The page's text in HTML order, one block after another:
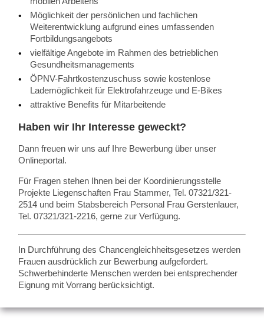
Möglichkeit der persönlichen und fachlichen
Weiterentwicklung aufgrund eines umfassenden
Fortbildungsangebots
vielfältige Angebote im Rahmen des betrieblichen
Gesundheitsmanagements
ÖPNV-Fahrtkostenzuschuss sowie kostenlose
Lademöglichkeit für Elektrofahrzeuge und E-Bikes
attraktive Benefits für Mitarbeitende
Haben wir Ihr Interesse geweckt?
Dann freuen wir uns auf Ihre Bewerbung über unser
Onlineportal.
Für Fragen stehen Ihnen bei der Koordinierungsstelle
Projekte Liegenschaften Frau Stammer, Tel. 07321/321-
2514 und beim Stabsbereich Personal Frau Gerstenlauer,
Tel. 07321/321-2216, gerne zur Verfügung.
In Durchführung des Chancengleichheitsgesetzes werden
Frauen ausdrücklich zur Bewerbung aufgefordert.
Schwerbehinderte Menschen werden bei entsprechender
Eignung mit Vorrang berücksichtigt.